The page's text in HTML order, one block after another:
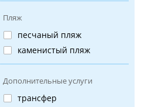
Пляж
песчаный пляж
каменистый пляж
Дополнительные услуги
трансфер